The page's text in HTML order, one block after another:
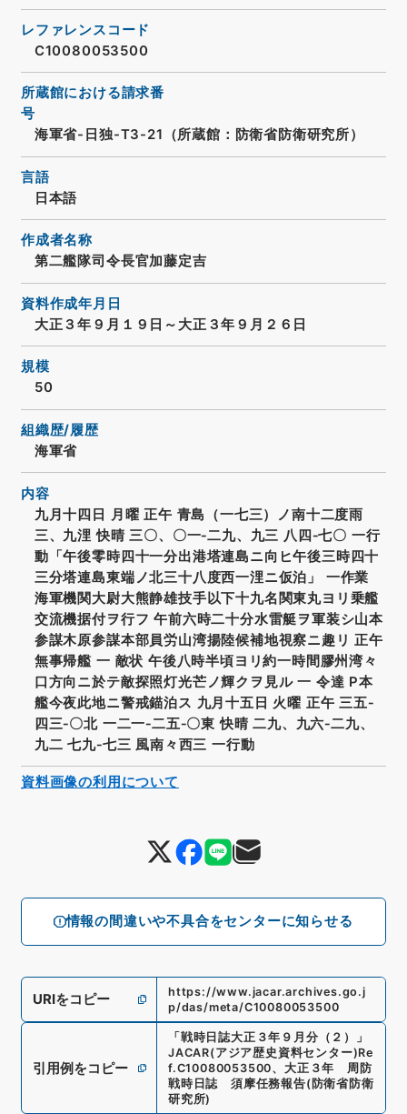
情報の間違いや不具合をセンターに知らせる
レファレンスコード
C10080053500
所蔵館における請求番
号
海軍省-日独-T3-21（所蔵館：防衛省防衛研究所）
言語
日本語
作成者名称
第二艦隊司令長官加藤定吉
資料作成年月日
大正３年９月１９日～大正３年９月２６日
規模
50
組織歴/履歴
海軍省
内容
九月十四日 月曜 正午 青島（一七三）ノ南十二度雨
三、九浬 快晴 三〇、〇一‐二九、九三 八四‐七〇 一行
動「午後零時四十一分出港塔連島ニ向ヒ午後三時四十
三分塔連島東端ノ北三十八度西一浬ニ仮泊」 一作業
海軍機関大尉大熊静雄技手以下十九名関東丸ヨリ乗艦
交流機据付ヲ行フ 午前六時二十分水雷艇ヲ軍装シ山本
参謀木原参謀本部員労山湾揚陸候補地視察ニ趣リ 正午
無事帰艦 一 敵状 午後八時半頃ヨリ約一時間膠州湾々
口方向ニ於テ敵探照灯光芒ノ輝クヲ見ル 一 令達 P本
艦今夜此地ニ警戒錨泊ス 九月十五日 火曜 正午 三五‐
四三‐〇北 一二一‐二五‐〇東 快晴 二九、九六‐二九、
九二 七九‐七三 風南々西三 一行動
URIをコピー
https://www.jacar.archives.go.j
p/das/meta/C10080053500
引用例をコピー
「 戦時日誌大正３年９月分（２）
」
JACAR(アジア歴史資料センター)Re
f.C10080053500、 大正３年 周防
戦時日誌 須摩任務報告( 防衛省防衛
研究所)
資料画像の利用について